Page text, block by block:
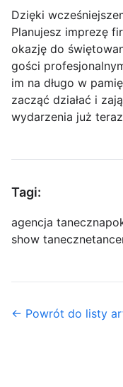
Dzięki
Planujesz imprezę
okazję do
gości
im na długo w
zacząć działać i
wydarzenia już
Tagi:
agencja taneczna
show taneczne
← Powrót do listy